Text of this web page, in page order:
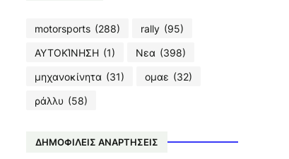
motorsports (288) rally (95)
ΑΥΤΟΚΊΝΗΣΗ (1) Νεα (398)
μηχανοκίνητα (31) ομαε (32)
ράλλυ (58)
ΔΗΜΟΦΙΛΕΙΣ ΑΝΑΡΤΗΣΕΙΣ